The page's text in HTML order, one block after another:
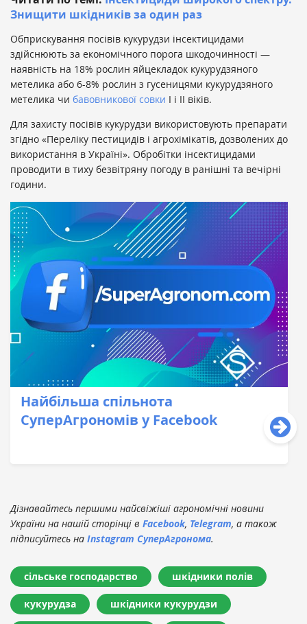
Знищити шкідників за один раз
Обприскування посівів кукурудзи інсектицидами
здійснюють за економічного порога шкодочинності —
наявність на 18% рослин яйцекладок кукурудзяного
метелика або 6-8% рослин з гусеницями кукурудзяного
метелика чи бавовникової совки I і II віків.
Для захисту посівів кукурудзи використовують препарати
згідно «Переліку пестицидів і агрохімікатів, дозволених до
використання в Україні». Обробітки інсектицидами
проводити в тиху безвітряну погоду в ранішні та вечірні
години.
Найбільша спільнота
СуперАгрономів у Facebook
Дізнавайтесь першими найсвіжіші агрономічні новини
України на нашій сторінці в Facebook, Telegram, а також
підписуйтесь на Instagram СуперАгронома.
сільське господарство шкідники полів
кукурудза шкідники кукурудзи